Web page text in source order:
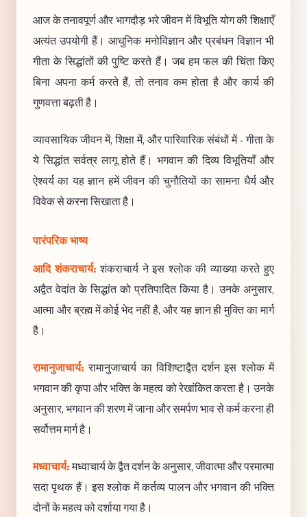
आज के तनावपूर्ण और भागदौड़ भरे जीवन में विभूति योग की शिक्षाएँ
अत्यंत उपयोगी हैं। आधुनिक मनोविज्ञान और प्रबंधन विज्ञान भी
गीता के सिद्धांतों की पुष्टि करते हैं। जब हम फल की चिंता किए
बिना अपना कर्म करते हैं, तो तनाव कम होता है और कार्य की
गुणवत्ता बढ़ती है।
व्यावसायिक जीवन में, शिक्षा में, और पारिवारिक संबंधों में - गीता के
ये सिद्धांत सर्वत्र लागू होते हैं। भगवान की दिव्य विभूतियाँ और
ऐश्वर्य का यह ज्ञान हमें जीवन की चुनौतियों का सामना धैर्य और
विवेक से करना सिखाता है।
पारंपरिक भाष्य
आदि शंकराचार्य: शंकराचार्य ने इस श्लोक की व्याख्या करते हुए
अद्वैत वेदांत के सिद्धांत को प्रतिपादित किया है। उनके अनुसार,
आत्मा और ब्रह्म में कोई भेद नहीं है, और यह ज्ञान ही मुक्ति का मार्ग
है।
रामानुजाचार्य: रामानुजाचार्य का विशिष्टाद्वैत दर्शन इस श्लोक में
भगवान की कृपा और भक्ति के महत्व को रेखांकित करता है। उनके
अनुसार, भगवान की शरण में जाना और समर्पण भाव से कर्म करना ही
सर्वोत्तम मार्ग है।
मध्वाचार्य:मध्वाचार्य के द्वैत दर्शन के अनुसार, जीवात्मा और परमात्मा
सदा पृथक हैं। इस श्लोक में कर्तव्य पालन और भगवान की भक्ति
दोनों के महत्व को दर्शाया गया है।